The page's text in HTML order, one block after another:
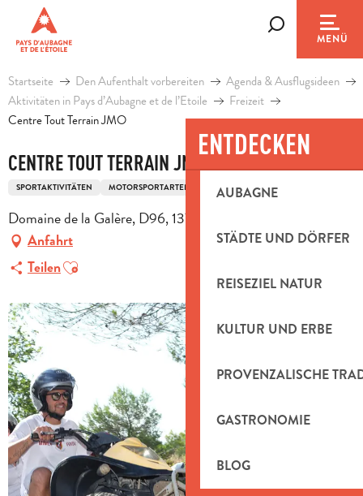
contenu
principal
MENÜ
ENTDECKEN
AUBAGNE
STÄDTE UND DÖRFER
REISEZIEL NATUR
KULTUR UND ERBE
PROVENZALISCHE
GASTRONOMIE
BLOG
Startseite Den Aufenthalt vorbereiten
Agenda & Ausflugsideen
Aktivitäten in Pays d’Aubagne et de l’Etoile
Freizeit
Centre Tout Terrain JMO
CENTRE TOUT TERRAIN JMO
SPORTAKTIVITÄTEN MOTORSPORTARTEN MOTOCROSS
Domaine de la Galère, D96, 13720 Belcodène
Anfahrt
TeilenAjouter aux favoris